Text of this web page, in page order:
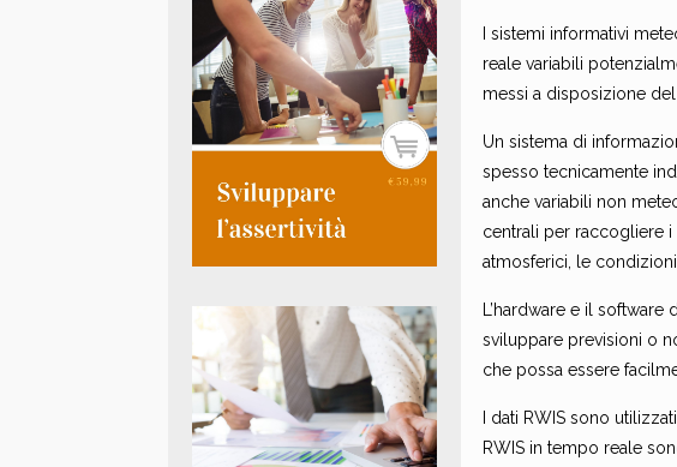
I sistemi informativi
reale variabili
messi a disposizione
Un sistema di
spesso tecnicamente
anche variabili non
centrali per raccogliere i
atmosferici, le
L’hardware e il
sviluppare previsioni o
che possa essere
I dati RWIS sono
RWIS in tempo reale